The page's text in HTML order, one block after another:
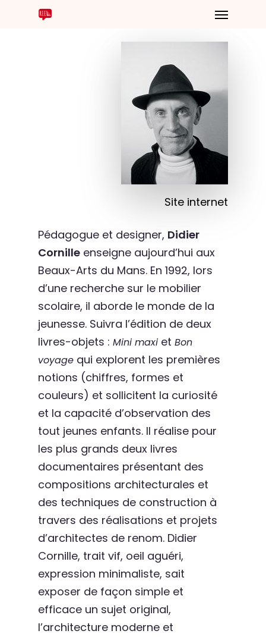
Site internet
Pédagogue et designer, Didier
Cornille enseigne aujourd’hui aux
Beaux-Arts du Mans. En 1992, lors
d’une recherche sur le mobilier
scolaire, il aborde le monde de la
jeunesse. Suivra l’édition de deux
livres-objets :Mini maxi et Bon
voyage qui explorent les premières
notions (chiffres, formes et
couleurs) et sollicitent la curiosité
et la capacité d’observation des
tout jeunes enfants. Il réalise pour
les plus grands deux livres
documentaires présentant des
compositions architecturales et
des techniques de construction à
travers des réalisations et projets
d’architectes de renom. Didier
Cornille, trait vif, oeil aguéri,
expression minimaliste, sait
exposer de façon simple et
efficace un sujet original,
l’architecture moderne et